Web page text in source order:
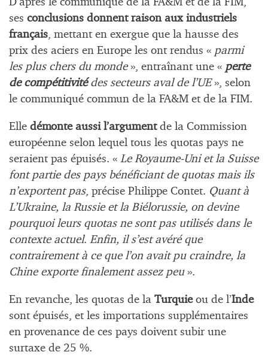
ses conclusions donnent raison aux industriels
français , mettant en exergue que la hausse des
prix des aciers en Europe les ont rendus « parmi
les plus chers du monde», entraînant une « perte
de compétitivitédes secteurs aval de l’UE », selon
le communiqué commun de la FA&M et de la FIM.
Elle démonte aussi l’argumentde la Commission
européenne selon lequel tous les quotas pays ne
seraient pas épuisés. « Le Royaume-Uni et la Suisse
font partie des pays bénéficiant de quotas mais ils
n’exportent pas, précise Philippe Contet. Quant à
L’Ukraine, la Russie et la Biélorussie, on devine
pourquoi leurs quotas ne sont pas utilisés dans le
contexte actuel. Enfin, il s’est avéré que
contrairement à ce que l’on avait pu craindre, la
Chine exporte finalement assez peu».
En revanche, les quotas de la Turquieou de l’Inde
sont épuisés, et les importations supplémentaires
en provenance de ces pays doivent subir une
surtaxe de 25 %.